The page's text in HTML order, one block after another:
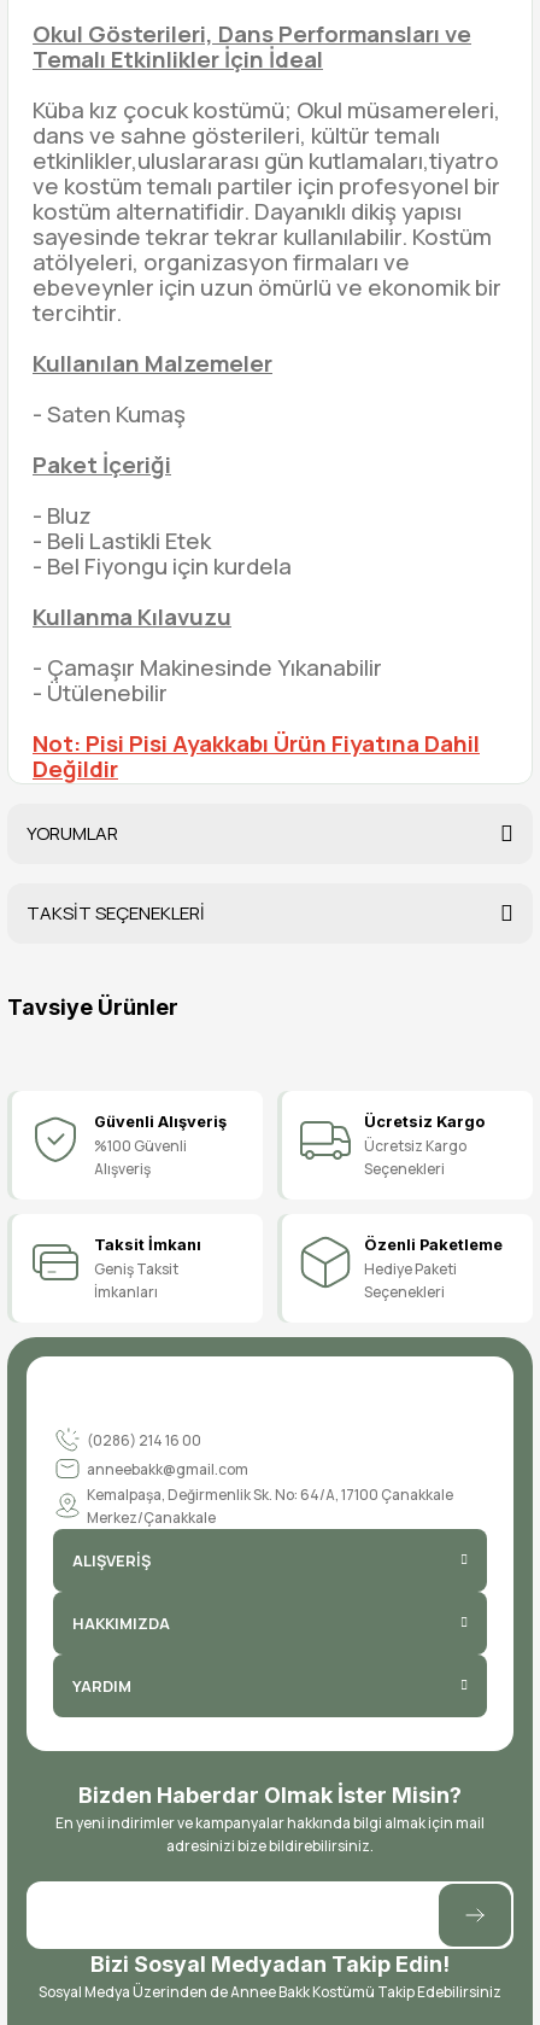
Okul Gösterileri, Dans Performansları ve
Temalı Etkinlikler İçin İdeal
Küba kız çocuk kostümü; Okul müsamereleri,
dans ve sahne gösterileri, kültür temalı
etkinlikler,uluslararası gün kutlamaları,tiyatro
ve kostüm temalı partiler için profesyonel bir
kostüm alternatifidir. Dayanıklı dikiş yapısı
sayesinde tekrar tekrar kullanılabilir. Kostüm
atölyeleri, organizasyon firmaları ve
ebeveynler için uzun ömürlü ve ekonomik bir
tercihtir.
Kullanılan Malzemeler
- Saten Kumaş
Paket İçeriği
- Bluz
- Beli Lastikli Etek
- Bel Fiyongu için kurdela
Kullanma Kılavuzu
- Çamaşır Makinesinde Yıkanabilir
- Ütülenebilir
Not: Pisi Pisi Ayakkabı Ürün Fiyatına Dahil
Değildir
YORUMLAR
TAKSİT SEÇENEKLERİ
Tavsiye Ürünler
119,90 TL
Güvenli Alışveriş
%100 Güvenli
Alışveriş
Ücretsiz Kargo
Ücretsiz Kargo
Seçenekleri
Taksit İmkanı
Geniş Taksit
İmkanları
Özenli Paketleme
Hediye Paketi
Seçenekleri
(0286) 214 16 00
anneebakk@gmail.com
Kemalpaşa, Değirmenlik Sk. No: 64/A, 17100 Çanakkale
Merkez/Çanakkale
ALIŞVERİŞ
HAKKIMIZDA
YARDIM
Bizden Haberdar Olmak İster Misin?
En yeni indirimler ve kampanyalar hakkında bilgi almak için mail
adresinizi bize bildirebilirsiniz.
Bizi Sosyal Medyadan Takip Edin!
Sosyal Medya Üzerinden de Annee Bakk Kostümü Takip Edebilirsiniz